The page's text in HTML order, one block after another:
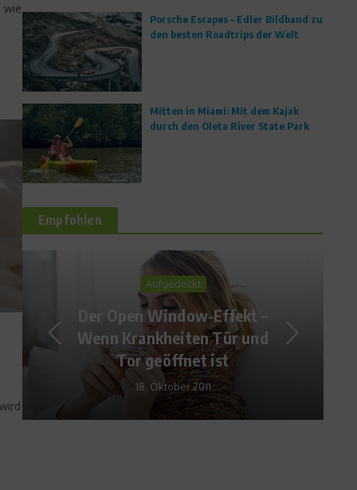
wie
Porsche Escapes – Edler Bildband zu
den besten Roadtrips der Welt
Mitten in Miami: Mit dem Kajak
durch den Oleta River State Park
Empfohlen
Reise & Freizeit
BMX meets Freerun &
Breakdance
24. Juni 2009